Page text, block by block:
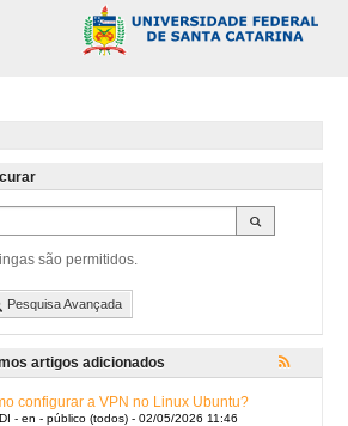
são permitidos.
Pesquisa Avançada
artigos adicionados
configurar a VPN no Linux Ubuntu?
- en - público (todos) - 02/05/2026 11:46